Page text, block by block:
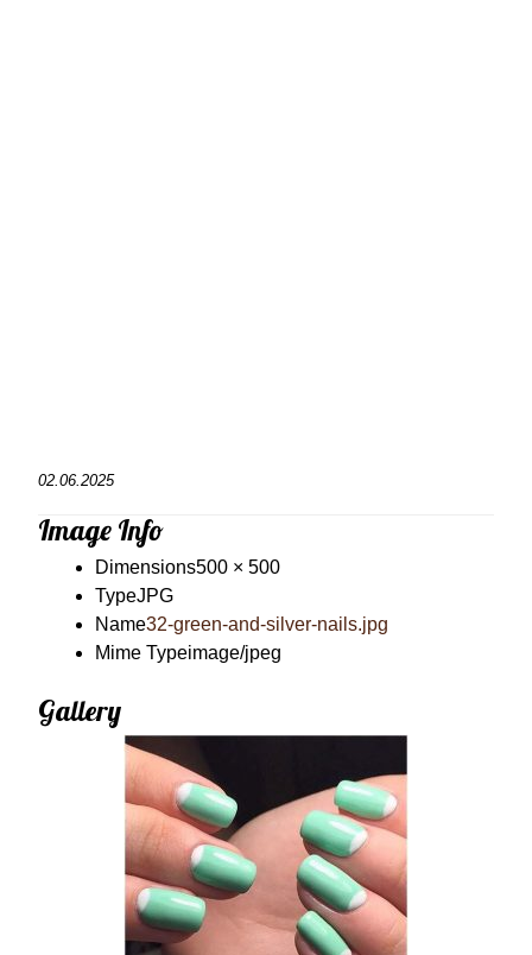
02.06.2025
Image Info
Dimensions500 × 500
TypeJPG
Name32-green-and-silver-nails.jpg
Mime Typeimage/jpeg
Gallery